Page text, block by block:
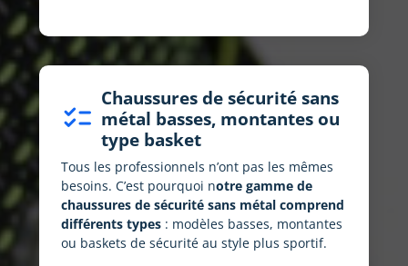
checklist
Chaussures de sécurité sans
métal basses, montantes ou
type basket
Tous les professionnels n’ont pas les mêmes
besoins. C’est pourquoi notre gamme de
chaussures de sécurité sans métal comprend
différents types: modèles basses, montantes
ou baskets de sécurité au style plus sportif.